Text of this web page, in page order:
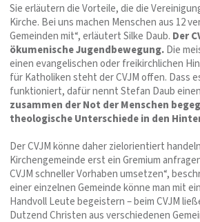
Sie erläutern die Vorteile, die die
Kirche. Bei uns machen Menschen aus 12
Gemeinden mit“, erläutert Silke Daub. Der
ökumenische Jugendbewegung.Die
einen evangelischen oder freikirchlichen
für Katholiken steht der CVJM offen. Dass
funktioniert, dafür nennt Stefan Daub
zusammen der Not der Menschen
theologische Unterschiede in den
Der CVJM könne daher zielorientiert
Kirchengemeinde erst ein Gremium
CVJM schneller Vorhaben umsetzen“,
einer einzelnen Gemeinde könne man mit
Handvoll Leute begeistern – beim CVJM
Dutzend Christen aus verschiedenen